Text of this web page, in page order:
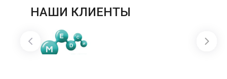
НАШИ КЛИЕНТЫ